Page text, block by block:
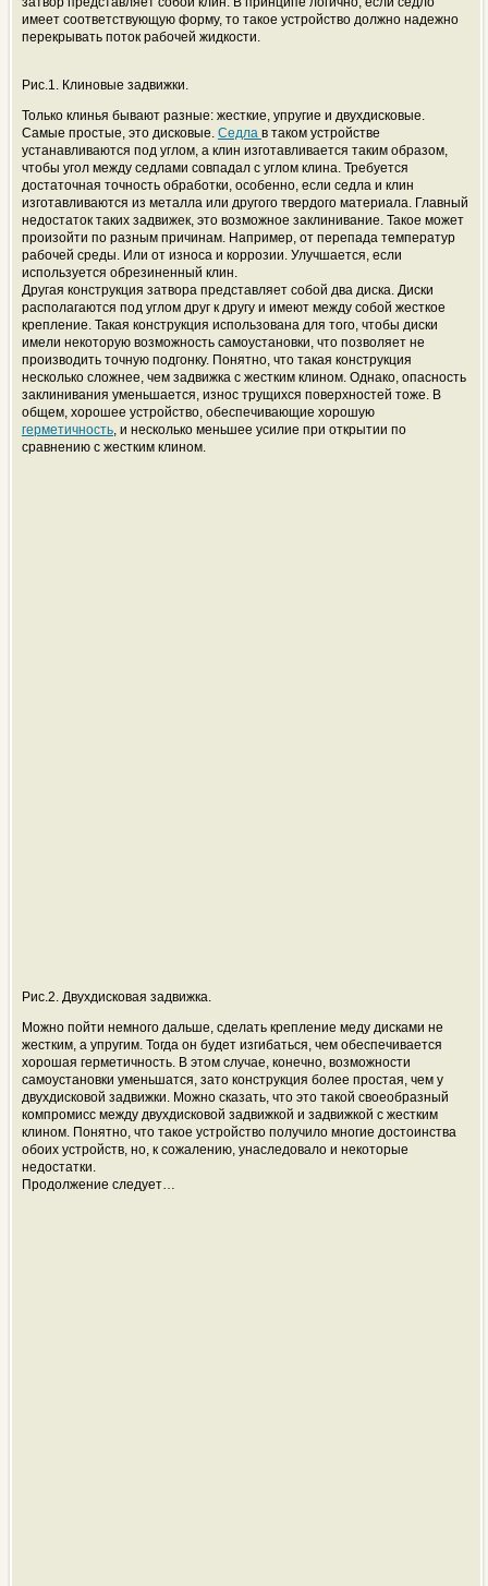
имеет соответствующую форму, то такое устройство должно надежно
перекрывать поток рабочей жидкости.
Рис.1. Клиновые задвижки.
Только клинья бывают разные: жесткие, упругие и двухдисковые.
Самые простые, это дисковые. Седла в таком устройстве
устанавливаются под углом, а клин изготавливается таким образом,
чтобы угол между седлами совпадал с углом клина. Требуется
достаточная точность обработки, особенно, если седла и клин
изготавливаются из металла или другого твердого материала. Главный
недостаток таких задвижек, это возможное заклинивание. Такое может
произойти по разным причинам. Например, от перепада температур
рабочей среды. Или от износа и коррозии. Улучшается, если
используется обрезиненный клин.
Другая конструкция затвора представляет собой два диска. Диски
располагаются под углом друг к другу и имеют между собой жесткое
крепление. Такая конструкция использована для того, чтобы диски
имели некоторую возможность самоустановки, что позволяет не
производить точную подгонку. Понятно, что такая конструкция
несколько сложнее, чем задвижка с жестким клином. Однако, опасность
заклинивания уменьшается, износ трущихся поверхностей тоже. В
общем, хорошее устройство, обеспечивающие хорошую
герметичность, и несколько меньшее усилие при открытии по
сравнению с жестким клином.
Рис.2. Двухдисковая задвижка.
Можно пойти немного дальше, сделать крепление меду дисками не
жестким, а упругим. Тогда он будет изгибаться, чем обеспечивается
хорошая герметичность. В этом случае, конечно, возможности
самоустановки уменьшатся, зато конструкция более простая, чем у
двухдисковой задвижки. Можно сказать, что это такой своеобразный
компромисс между двухдисковой задвижкой и задвижкой с жестким
клином. Понятно, что такое устройство получило многие достоинства
обоих устройств, но, к сожалению, унаследовало и некоторые
недостатки.
Продолжение следует…